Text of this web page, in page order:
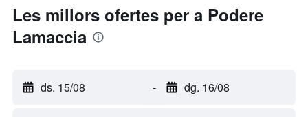
Les millors ofertes per a Podere
Lamaccia
ds. 15/08 - dg. 16/08